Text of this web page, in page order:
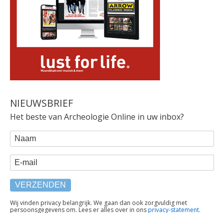
NIEUWSBRIEF
Het beste van Archeologie Online in uw inbox?
WEBFORM
Naam
E-mail
TEKST
Wij vinden privacy belangrijk. We gaan dan ook zorgvuldig met
persoonsgegevens om. Lees er alles over in onsprivacy-statement.